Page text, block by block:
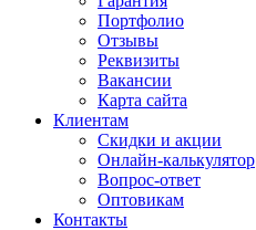
Портфолио
Отзывы
Реквизиты
Вакансии
Карта сайта
Клиентам
Скидки и акции
Онлайн-калькулятор
Вопрос-ответ
Оптовикам
Контакты